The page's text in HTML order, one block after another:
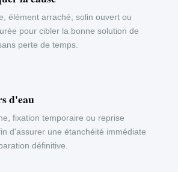
élément arraché, solin ouvert ou
pour cibler la bonne solution de
perte de temps.
d'eau
fixation temporaire ou reprise
d'assurer une étanchéité immédiate
définitive.